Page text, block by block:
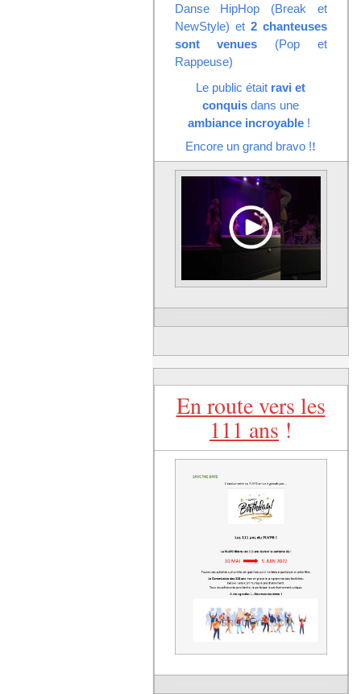
Danse HipHop (Break et
NewStyle) et 2 chanteuses
sont venues (Pop et
Rappeuse)
Le public était ravi et
conquis dans une
ambiance incroyable !
Encore un grand bravo !!
En route vers les
111 ans !